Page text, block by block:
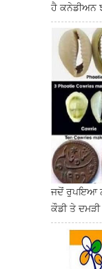
ਹੈ ਕਨੇਡੀਅਨ
ਜਦੋਂ ਰੁਪਇਆ
ਕੌਡੀ ਤੇ ਦਮੜੀ